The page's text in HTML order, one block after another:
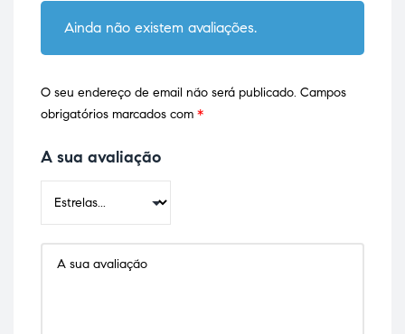
Ainda não existem avaliações.
O seu endereço de email não será publicado. Campos
obrigatórios marcados com *
A sua avaliação